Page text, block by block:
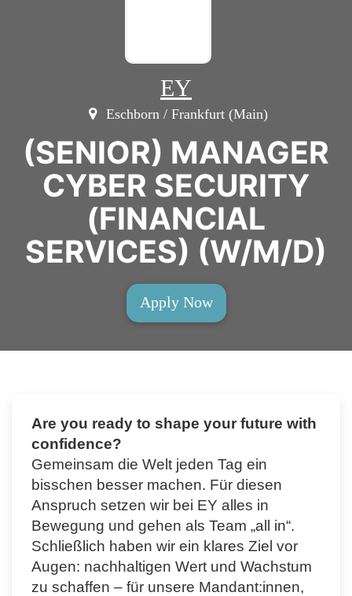
EY
Eschborn / Frankfurt (Main)
(SENIOR) MANAGER
CYBER SECURITY
(FINANCIAL
SERVICES) (W/M/D)
Apply Now
Are you ready to shape your future with
confidence?
Gemeinsam die Welt jeden Tag ein
bisschen besser machen. Für diesen
Anspruch setzen wir bei EY alles in
Bewegung und gehen als Team „all in“.
Schließlich haben wir ein klares Ziel vor
Augen: nachhaltigen Wert und Wachstum
zu schaffen – für unsere Mandant:innen,